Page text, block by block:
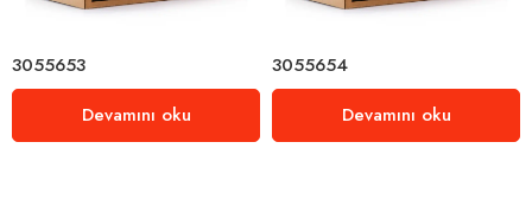
3055653
Devamını oku
3055654
Devamını oku